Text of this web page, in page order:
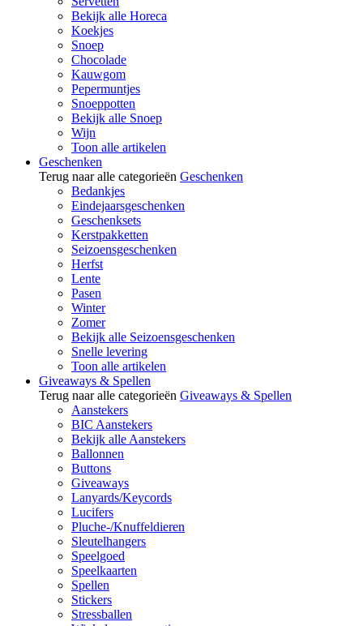
Bekijk alle Horeca
Koekjes
Snoep
Chocolade
Kauwgom
Pepermuntjes
Snoeppotten
Bekijk alle Snoep
Wijn
Toon alle artikelen
Geschenken
Terug naar alle categorieën Geschenken
Bedankjes
Eindejaarsgeschenken
Geschenksets
Kerstpakketten
Seizoensgeschenken
Herfst
Lente
Pasen
Winter
Zomer
Bekijk alle Seizoensgeschenken
Snelle levering
Toon alle artikelen
Giveaways & Spellen
Terug naar alle categorieën Giveaways & Spellen
Aanstekers
BIC Aanstekers
Bekijk alle Aanstekers
Ballonnen
Buttons
Giveaways
Lanyards/Keycords
Lucifers
Pluche-/Knuffeldieren
Sleutelhangers
Speelgoed
Speelkaarten
Spellen
Stickers
Stressballen